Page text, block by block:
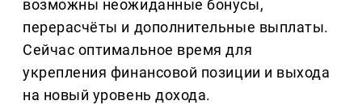
возможны неожиданные бонусы,
перерасчёты и дополнительные выплаты.
Сейчас оптимальное время для
укрепления финансовой позиции и выхода
на новый уровень дохода.